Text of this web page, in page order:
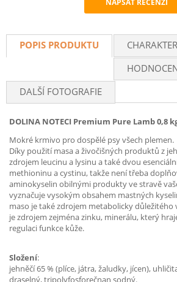
NAPSAT RECENZI
POPIS PRODUKTU
DALŠÍ FOTOGRAFIE
DOLINA NOTECI Premium Pure Lamb 0,8
Mokré krmivo pro dospělé psy všech plemen.
Díky použití masa a živočišných produktů z
zdrojem leucinu a lysinu a také dvou
methioninu a cystinu, takže není třeba
aminokyselin obilnými produkty ve stravě
vyznačuje vysokým obsahem mastných
maso je také zdrojem metabolicky důležitého
je zdrojem zejména zinku, minerálu, který
regulaci funkce kůže.
Složení:
jehněčí 65 % (plíce, játra, žaludky, jícen),
draselný, tripolyfosforečnan sodný.